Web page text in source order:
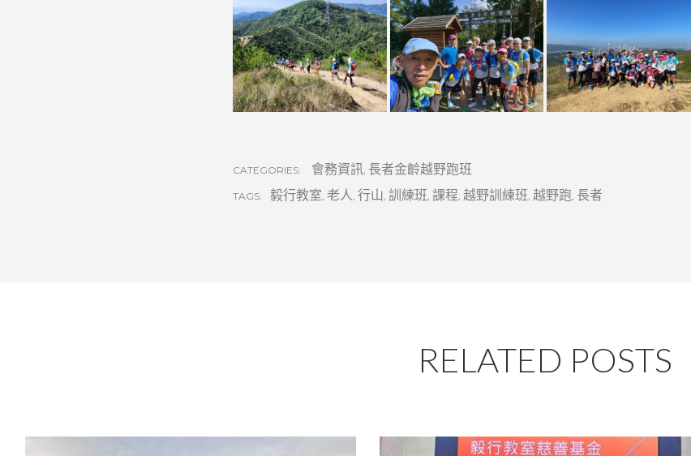
CATEGORIES: 會務資訊 長者金齡越野跑班
TAGS: 毅行教室 老人 行山 訓練班 課程 越野訓練班 越野跑 長者
RELATED POSTS